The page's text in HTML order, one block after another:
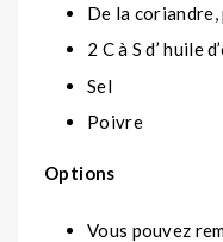
De la
2 C à S d’ huile
Sel
Poivre
Options
Vous pouvez